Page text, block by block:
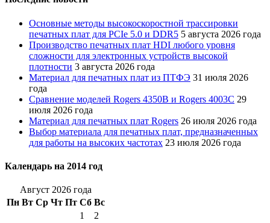
Основные методы высокоскоростной трассировки
печатных плат для PCIe 5.0 и DDR5 5 августа 2026 года
Производство печатных плат HDI любого уровня
сложности для электронных устройств высокой
плотности 3 августа 2026 года
Материал для печатных плат из ПТФЭ 31 июля 2026
года
Сравнение моделей Rogers 4350B и Rogers 4003C 29
июля 2026 года
Материал для печатных плат Rogers 26 июля 2026 года
Выбор материала для печатных плат, предназначенных
для работы на высоких частотах 23 июля 2026 года
Календарь на 2014 год
Август 2026 года
Пн Вт Ср Чт Пт Сб Вс
1
2